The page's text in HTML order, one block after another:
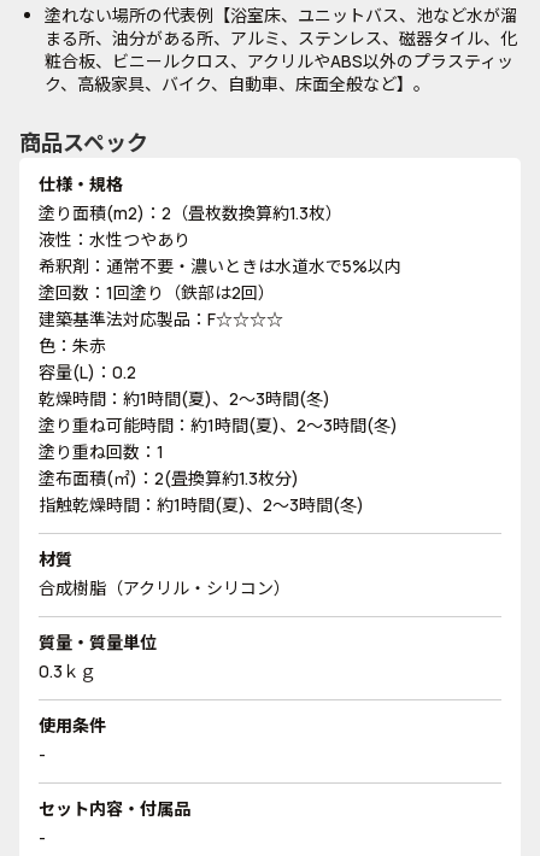
塗れない場所の代表例【浴室床、ユニットバス、池など水が溜
まる所、油分がある所、アルミ、ステンレス、磁器タイル、化
粧合板、ビニールクロス、アクリルやABS以外のプラスティッ
ク、高級家具、バイク、自動車、床面全般など】。
商品スペック
仕様・規格
塗り面積(m2)：2（畳枚数換算約1.3枚）
液性：水性つやあり
希釈剤：通常不要・濃いときは水道水で5%以内
塗回数：1回塗り（鉄部は2回）
建築基準法対応製品：F☆☆☆☆
色：朱赤
容量(L)：0.2
乾燥時間：約1時間(夏)、2～3時間(冬)
塗り重ね可能時間：約1時間(夏)、2～3時間(冬)
塗り重ね回数：1
塗布面積(㎡)：2(畳換算約1.3枚分)
指触乾燥時間：約1時間(夏)、2～3時間(冬)
材質
合成樹脂（アクリル・シリコン）
質量・質量単位
0.3ｋｇ
使用条件
-
セット内容・付属品
-